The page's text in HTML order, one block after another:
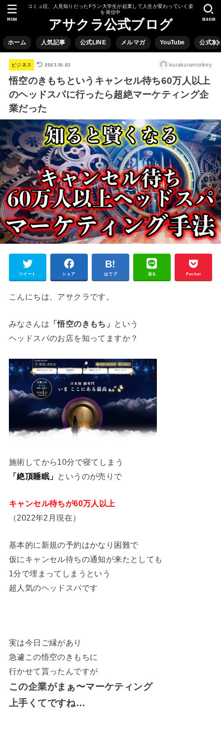
コミュ症、人見知りだったFラン大学生が起業して人生が変わっていく姿
を発信中
アサクラ公式ブログ
ホーム 人気記事 公式LINE メルマガ YouTube 公式X
SEARCH
MENU
ビジネス 2023.10.03 kurakuramonkey
悟空のきもちというキャンセル待ち60万人以上
のヘッドスパに行ったら超絶マーケティング企
業だった
ツイート シェア はてブ 送る Pocket
こんにちは、アサクラです。
みなさんは 「悟空のきもち」 という
ヘッドスパのお店を知ってますか？
施術してから10分で寝てしまう
「絶頂睡眠」
というのが売りで
キャンセル待ちが60万人以上
（2022年2月現在）
基本的に新規の予約はかなり困難で
仮にキャンセル待ちの通知が来たとしても
1分で埋まってしまうという
超人気のヘッドスパです
実は今日ご縁があり
急遽この悟空のきもちに
行かせて貰ったんですが
この企業がまぁ〜マーケティング
上手くてですね…